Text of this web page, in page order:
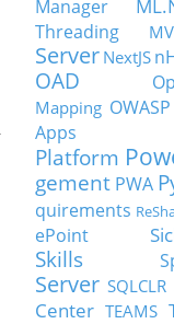
Manager
Threading
Server NextJS
OAD
Mapping OWASP
Apps
Platform
gement PWA
quirements
ePoint
Skills
Server SQLCLR
Center TEAMS